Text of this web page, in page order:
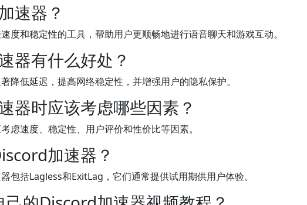
速器？
度和稳定性的工具，帮助用户更顺畅地进行语音聊天和游戏互动。
器有什么好处？
降低延迟，提高网络稳定性，并增强用户的隐私保护。
器时应该考虑哪些因素？
虑速度、稳定性、用户评价和性价比等因素。
加速器？
包括Lagless和ExitLag，它们通常提供试用期供用户体验。